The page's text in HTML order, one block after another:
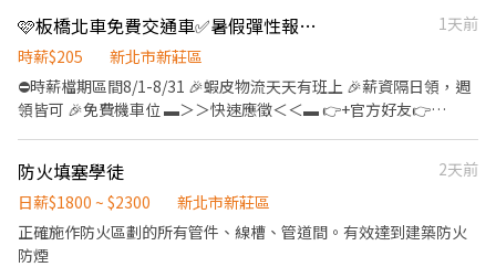
🩷板橋北車免費交通車✅暑假彈性報班✅早班理貨員
1天前
時薪$205
新北市新莊區
⛔️時薪檔期區間8/1-8/31 🎉蝦皮物流天天有班上 🎉薪資隔日領，週
領皆可 🎉免費機車位 ▬＞＞快速應徵＜＜▬ 👉+官方好友👉
皮電商 【工作地點】 【長榮倉】▬大園區建國路102號-✅交通車直
達 【工作內容】包裹分貨、免經驗、需久站 【匯薪方式】隔日匯款
【上班時間VS薪資】 ⛔️時薪檔期區間 8/1-8/31 ✅(以下薪資含津
貼)，加班費另計 👑▬▬【8/1-8/31臨時工】▬▬👑 ⭐️早6班
防火填塞學徒
2天前
日薪$1800 ~ $2300
新北市新莊區
正確施作防火區劃的所有管件、線槽、管道間。有效達到建築防火
防煙